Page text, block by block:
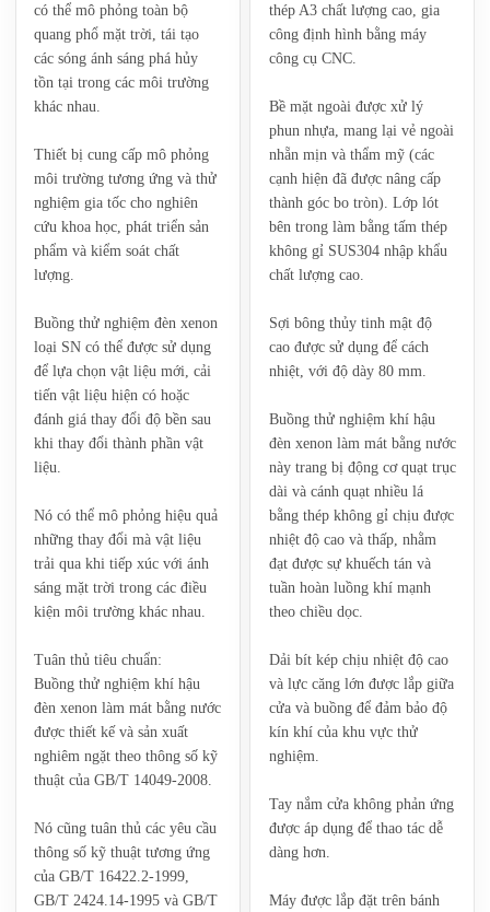
có thể mô phỏng toàn bộ
quang phổ mặt trời, tái tạo
các sóng ánh sáng phá hủy
tồn tại trong các môi trường
khác nhau.
Thiết bị cung cấp mô phỏng
môi trường tương ứng và thử
nghiệm gia tốc cho nghiên
cứu khoa học, phát triển sản
phẩm và kiểm soát chất
lượng.
‌Buồng thử nghiệm đèn xenon
loại SN‌ có thể được sử dụng
để lựa chọn vật liệu mới, cải
tiến vật liệu hiện có hoặc
đánh giá thay đổi độ bền sau
khi thay đổi thành phần vật
liệu.
Nó có thể mô phỏng hiệu quả
những thay đổi mà vật liệu
trải qua khi tiếp xúc với ánh
sáng mặt trời trong các điều
kiện môi trường khác nhau.
‌Tuân thủ tiêu chuẩn:‌
‌Buồng thử nghiệm khí hậu
đèn xenon làm mát bằng nước
được thiết kế và sản xuất
nghiêm ngặt theo thông số kỹ
thuật của ‌GB/T 14049-2008‌.
Nó cũng tuân thủ các yêu cầu
thông số kỹ thuật tương ứng
của ‌GB/T 16422.2-1999,
GB/T 2424.14-1995 và GB/T
thép A3 chất lượng cao, gia
công định hình bằng máy
công cụ CNC.
Bề mặt ngoài được xử lý
phun nhựa, mang lại vẻ ngoài
nhẵn mịn và thẩm mỹ (các
cạnh hiện đã được nâng cấp
thành góc bo tròn). Lớp lót
bên trong làm bằng tấm thép
không gỉ SUS304 nhập khẩu
chất lượng cao.
Sợi bông thủy tinh mật độ
cao được sử dụng để cách
nhiệt, với độ dày 80 mm.
‌Buồng thử nghiệm khí hậu
đèn xenon làm mát bằng nước‌
này trang bị động cơ quạt trục
dài và cánh quạt nhiều lá
bằng thép không gỉ chịu được
nhiệt độ cao và thấp, nhằm
đạt được sự khuếch tán và
tuần hoàn luồng khí mạnh
theo chiều dọc.
Dải bít kép chịu nhiệt độ cao
và lực căng lớn được lắp giữa
cửa và buồng để đảm bảo độ
kín khí của khu vực thử
nghiệm.
Tay nắm cửa không phản ứng
được áp dụng để thao tác dễ
dàng hơn.
Máy được lắp đặt trên bánh